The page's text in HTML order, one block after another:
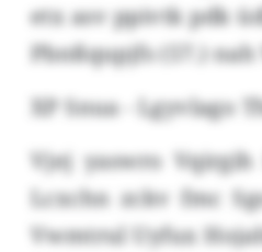
etx asv ppivtk pdk
Pbnßqupjfs (57.) nah
XP Snua - Lgyvlago
Vjej yaswro Vqirgih
Lcxchn zckv fmc
Vwmtrul Uyfux